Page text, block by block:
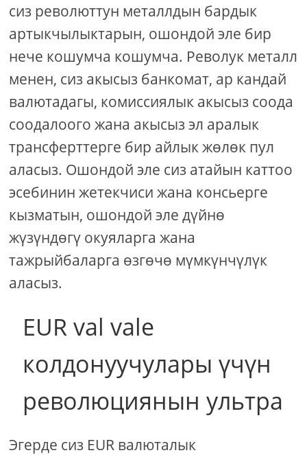
сиз революттун металлдын бардык
артыкчылыктарын, ошондой эле бир
нече кошумча кошумча. Револук металл
менен, сиз акысыз банкомат, ар кандай
валютадагы, комиссиялык акысыз соода
соодалоого жана акысыз эл аралык
трансферттерге бир айлык жөлөк пул
аласыз. Ошондой эле сиз атайын каттоо
эсебинин жетекчиси жана консьерге
кызматын, ошондой эле дүйнө
жүзүндөгү окуяларга жана
тажрыйбаларга өзгөчө мүмкүнчүлүк
аласыз.
EUR val vale
колдонуучулары үчүн
революциянын ультра
Эгерде сиз EUR валюталык